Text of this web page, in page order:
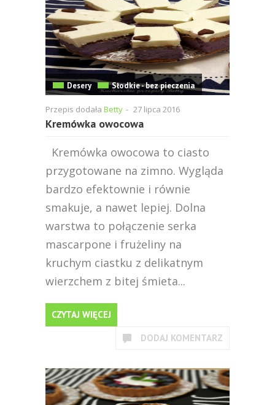
Desery Słodkie - bez pieczenia
Przepis dodała Betty - 27 lipca 2016
Kremówka owocowa
Kremówka owocowa to ciasto
przygotowane na zimno. Wygląda
bardzo efektownie i równie
smakuje, a nawet lepiej. Dolna
warstwa to połączenie serka
mascarpone i frużeliny na
kruchym ciastku z delikatnym
wierzchem z bitej śmieta...
CZYTAJ WIĘCEJ
DODAJ KOMENTARZ